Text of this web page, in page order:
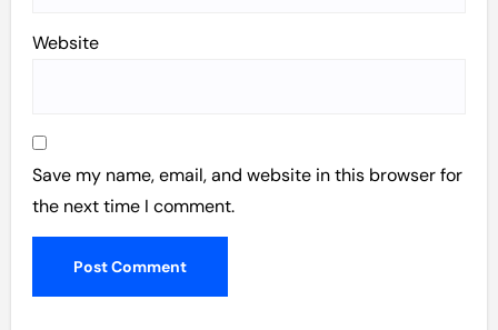
Website
Save my name, email, and website in this browser for
the next time I comment.